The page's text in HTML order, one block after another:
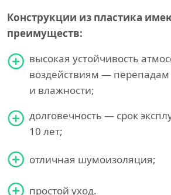
Конструкции из пластика
преимуществ:
высокая устойчивость
воздействиям —
и влажности;
долговечность — срок
10 лет;
отличная шумоизоляция;
простой уход.